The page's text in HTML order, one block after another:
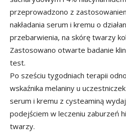
przeprowadzono z
nakładania serum i kremu o
przebarwienia, na skórę twarzy
Zastosowano otwarte badanie
test.
Po sześciu tygodniach terapii
wskaźnika melaniny u
serum i kremu z cysteaminą
podejściem w leczeniu zaburzeń
twarzy.